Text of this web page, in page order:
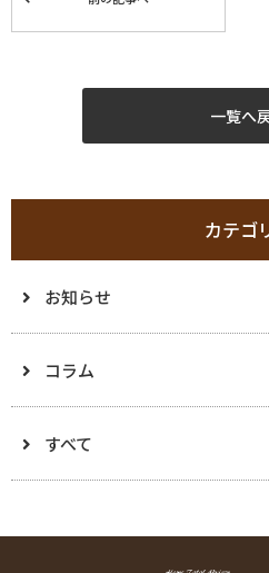
一覧へ
カテゴ
お知らせ
コラム
すべて